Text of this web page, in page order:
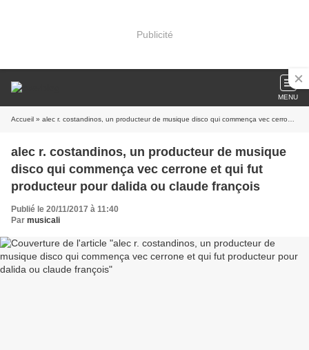
Publicité
MENU
Accueil » alec r. costandinos, un producteur de musique disco qui commença vec cerrone et qui fut producteur pour dalida ou claude françois
alec r. costandinos, un producteur de musique
disco qui commença vec cerrone et qui fut
producteur pour dalida ou claude françois
Publié le 20/11/2017 à 11:40
Par musicali